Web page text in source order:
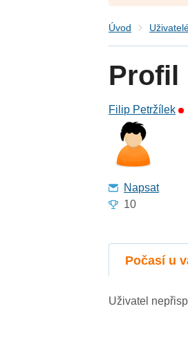
Úvod
Profil
Filip Petržílek
Napsat
10
Počasí u
Uživatel